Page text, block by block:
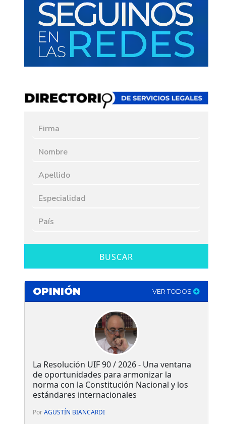
BUSCAR
OPINIÓN VER TODOS
La Resolución UIF 90 / 2026 - Una ventana
de oportunidades para armonizar la
norma con la Constitución Nacional y los
estándares internacionales
PorAGUSTÍN BIANCARDI